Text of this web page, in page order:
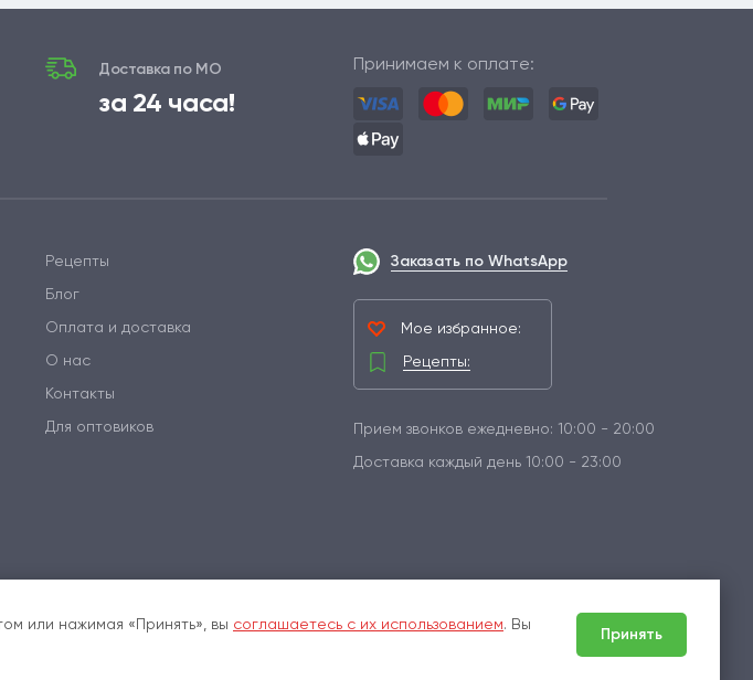
Доставка по МО
за 24 часа!
Принимаем к оплате:
Рецепты
Блог
Оплата и доставка
О нас
Контакты
Для оптовиков
Заказать по WhatsApp
Мое избранное:
Рецепты:
Прием звонков ежедневно: 10:00 - 20:00
Доставка каждый день 10:00 - 23:00
или нажимая «Принять», вы соглашаетесь с их использованием. Вы
Принять